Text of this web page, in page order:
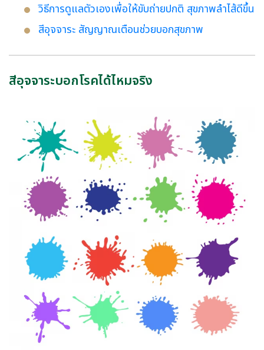
วิธีการดูแลตัวเองเพื่อให้ขับถ่ายปกติ สุขภาพลำไส้ดีขึ้น
สีอุจจาระ สัญญาณเตือนช่วยบอกสุขภาพ
สีอุจจาระบอกโรคได้ไหมจริง